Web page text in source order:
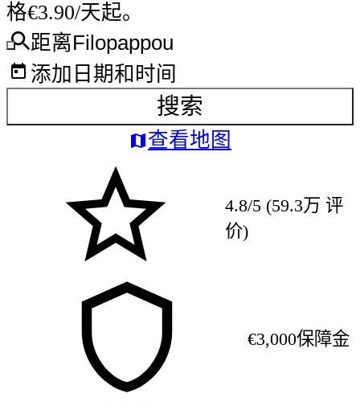
格€3.90/天起。
距离Filopappou
添加日期和时间
搜索
查看地图
4.8/5 (59.3万 评
价)
€3,000保障金